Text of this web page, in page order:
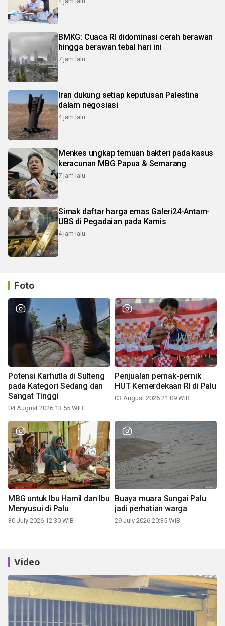
BMKG: Cuaca RI didominasi cerah berawan
hingga berawan tebal hari ini
7 jam lalu
Iran dukung setiap keputusan Palestina
dalam negosiasi
4 jam lalu
Menkes ungkap temuan bakteri pada kasus
keracunan MBG Papua & Semarang
7 jam lalu
Simak daftar harga emas Galeri24-Antam-
UBS di Pegadaian pada Kamis
4 jam lalu
Foto
Potensi Karhutla di Sulteng
pada Kategori Sedang dan
Sangat Tinggi
04 August 2026 13:55 WIB
Penjualan pernak-pernik
HUT Kemerdekaan RI di Palu
03 August 2026 21:09 WIB
MBG untuk Ibu Hamil dan Ibu
Menyusui di Palu
30 July 2026 12:30 WIB
Buaya muara Sungai Palu
jadi perhatian warga
29 July 2026 20:35 WIB
Video